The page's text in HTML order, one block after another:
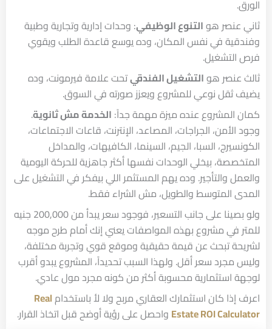
الورق.
ثاني عنصر هوالتنوع الوظيفي: وحدات إدارية وتجارية وطبية
وفندقية في نفس المكان، وده يوسع قاعدة الطلب ويقوي
فرص التشغيل.
ثالث عنصر هوالتشغيل الفندقيتحت علامة فيرمونت، وده
يضيف ثقل نوعي للمشروع ويعزز صورته في السوق.
كمان المشروع عنده ميزة مهمة جداً: الخدمة مش ثانوية.
وجود الأمن، الجراجات، المصاعد، الإنترنت، قاعات الاجتماعات،
الكونسيرج، السبا، الجيم، السينما، الكافيهات، والمداخل
المتخصصة، بيخلي الوحدات نفسها أكثر جاهزية للحركة اليومية
والعمل والتأجير. وده يهم المستثمر اللي بيفكر في التشغيل على
المدى المتوسط والطويل، مش الشراء فقط.
ولو بصينا على جانب التسعير، فوجود سعر يبدأ من 200,000 جنيه
للمتر في مشروع بهذه المواصفات يعني إنك أمام طرح موجه
لشريحة تبحث عن قيمة حقيقية وموقع قوي وتجربة مختلفة،
وليس مجرد سعر أقل. ولهذا السبب تحديداً، المشروع يبدو أقرب
لوجهة استثمارية محسوبة أكثر من كونه مجرد مول عادي.
اعرف إذا كان استثمارك العقاري مربح ولا لأ باستخدامReal
Estate ROI Calculator واحصل على رؤية أوضح قبل اتخاذ القرار.